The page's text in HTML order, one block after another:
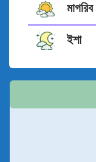
মাগরিব
ইশা